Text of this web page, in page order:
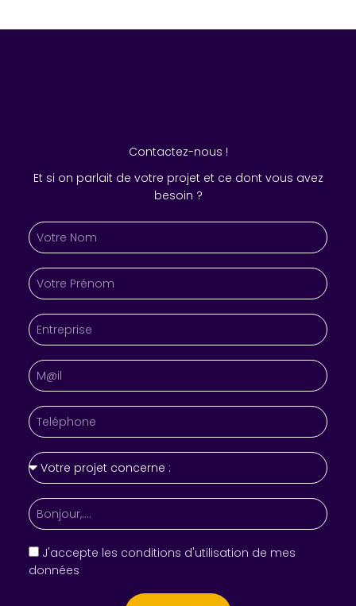
Contactez-nous !
Et si on parlait de votre projet et ce dont vous avez
besoin ?
J'accepte les conditions d'utilisation de mes
données